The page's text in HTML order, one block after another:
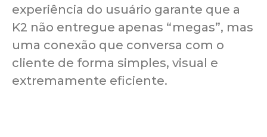
experiência do usuário garante que a
K2 não entregue apenas “megas”, mas
uma conexão que conversa com o
cliente de forma simples, visual e
extremamente eficiente.